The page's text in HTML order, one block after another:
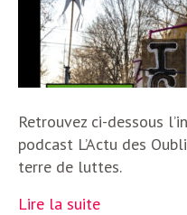
Retrouvez ci-dessous
podcast L’Actu des
terre de luttes.
Lire la suite